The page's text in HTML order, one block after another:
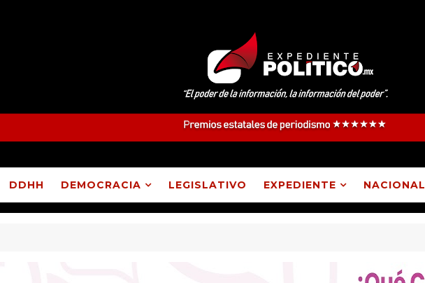
DDHH DEMOCRACIA LEGISLATIVO EXPEDIENTE NACIONAL